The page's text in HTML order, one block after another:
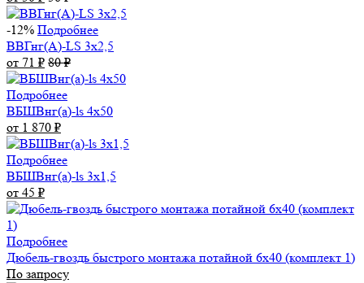
-12% Подробнее
ВВГнг(А)-LS 3х2,5
от 71 ₽ 80₽
Подробнее
ВБШВнг(а)-ls 4x50
от 1 870 ₽
Подробнее
ВБШВнг(а)-ls 3х1,5
от 45 ₽
Подробнее
Дюбель-гвоздь быстрого монтажа потайной 6х40 (комплект 1)
По запросу